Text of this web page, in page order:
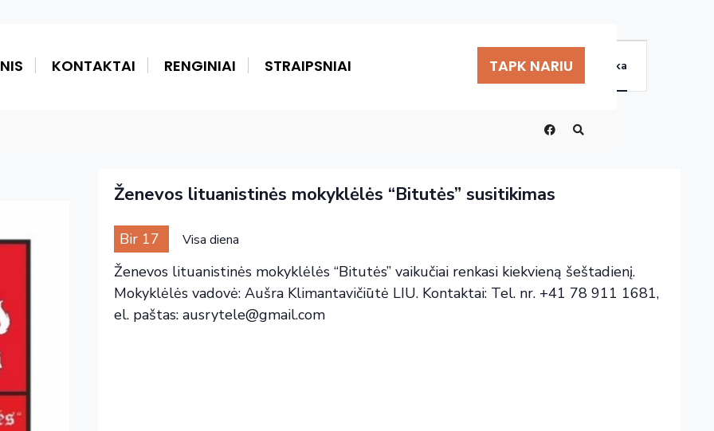
KONTAKTAI RENGINIAI STRAIPSNIAI TAPK NARIU
Renginys
Views
Navigation
Sąrašas Mėnuo Nuotrauka
Ženevos lituanistinės mokyklėlės “Bitutės” susitikimas
Bir 17 Visa diena
Ženevos lituanistinės mokyklėlės “Bitutės” vaikučiai renkasi kiekvieną šeštadienį.
Mokyklėlės vadovė: Aušra Klimantavičiūtė LIU. Kontaktai: Tel. nr. +41 78 911 1681,
el. paštas: ausrytele@gmail.com